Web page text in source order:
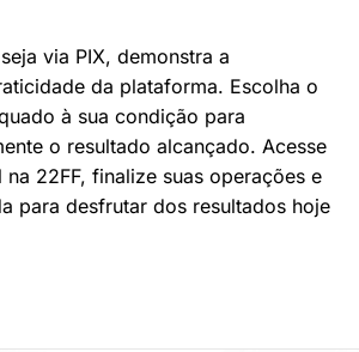
via PIX, demonstra a
da plataforma. Escolha o
à sua condição para
o resultado alcançado. Acesse
22FF, finalize suas operações e
para desfrutar dos resultados hoje